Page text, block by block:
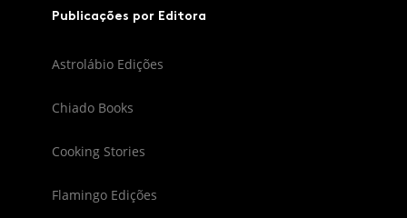
Publicações por Editora
Astrolábio Edições
Chiado Books
Cooking Stories
Flamingo Edições